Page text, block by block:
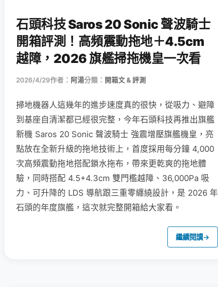
石頭科技 Saros 20 Sonic 聲波騎士
開箱評測！高頻震動拖地＋4.5cm
越障，2026 旗艦掃拖機皇一次看
2026/4/29作者： 阿湯分類： 開箱文 & 評測
掃地機器人這幾年的進步速度真的很快，從吸力、避障
到基座自清潔都已經很完整，今年石頭科技再推出旗艦
新機 Saros 20 Sonic 聲波騎士 強震增壓旗艦機皇，亮
點放在全新升級的拖地技術上，首度採用每分鐘 4,000
次高頻震動拖地搭配鎖水拖布，帶來更乾爽的拖地體
驗，同時搭配 4.5+4.3cm 雙門檻越障、36,000Pa 吸
力、可升降的 LDS 導航跟三重零纏繞設計，是 2026 年
石頭的年度旗艦，這次就完整開箱給大家看。
繼續閱讀→